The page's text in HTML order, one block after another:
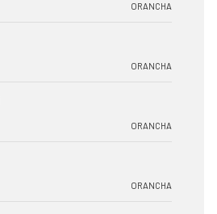
ORANCHA
ORANCHA
ORANCHA
ORANCHA